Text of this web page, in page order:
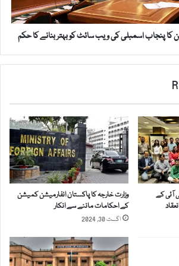
کا پنجاب اسمبلی کی ویب سائٹ کو بہتر بنانے کا حکم
آئی کے
وزارت خارجہ کا پاکستان انفارمیشن کمیشن
کے احکامات ماننے سے انکار
اگست 30, 2024